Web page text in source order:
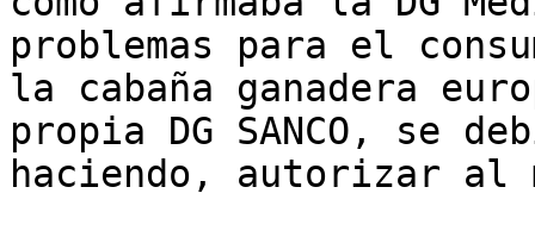
problemas para el
la cabaña ganadera
propia DG SANCO, se
haciendo, autorizar al